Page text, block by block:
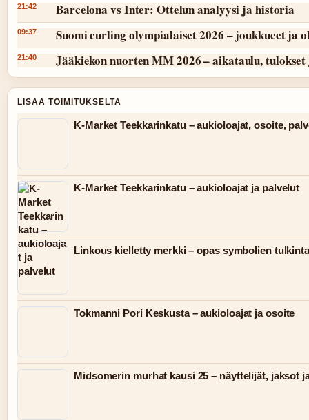
21:42 Barcelona vs Inter: Ottelun analyysi ja historia
09:37 Suomi curling olympialaiset 2026 – joukkueet ja
21:40 Jääkiekon nuorten MM 2026 – aikataulu,
LISAA TOIMITUKSELTA
K-Market Teekkarinkatu – aukioloajat, osoite,
K-Market Teekkarinkatu – aukioloajat ja palvelut
Linkous kielletty merkki – opas symbolien
Tokmanni Pori Keskusta – aukioloajat ja osoite
Midsomerin murhat kausi 25 – näyttelijät, jaksot